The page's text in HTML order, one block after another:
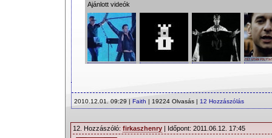
Ajánlott videók
2010.12.01. 09:29 | Faith | 19224 Olvasás | 12 Hozzászólás
12. Hozzászóló: firkaszhenry | Időpont: 2011.06.12. 17:45